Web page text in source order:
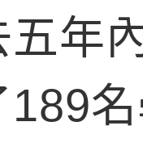
五年
189